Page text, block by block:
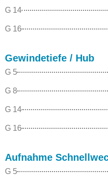
G 14
G 16
Gewindetiefe / Hub
G 5
G 8
G 14
G 16
Aufnahme
G 5